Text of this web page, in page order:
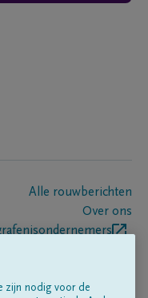
Alle rouwberichten
Over ons
zijn nodig voor de